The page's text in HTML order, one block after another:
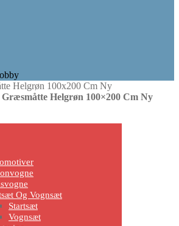
Græsmåtte Helgrøn 100×200 Cm Ny
Og Vognsæt
Startsæt
Vognsæt